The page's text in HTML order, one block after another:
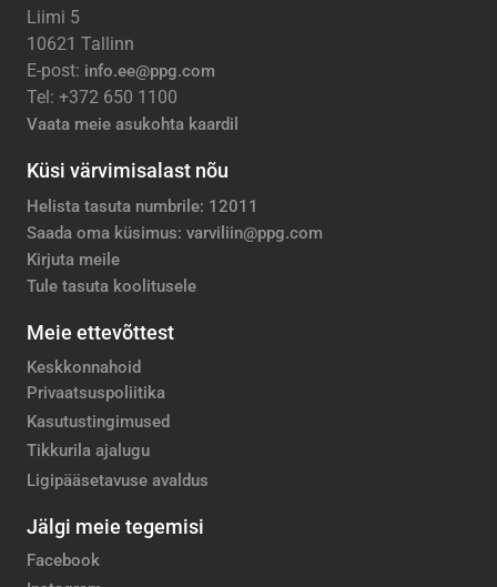
Liimi 5
10621 Tallinn
E-post: info.ee@ppg.com
Tel: +372 650 1100
Vaata meie asukohta kaardil
Küsi värvimisalast nõu
Helista tasuta numbrile: 12011
Saada oma küsimus: varviliin@ppg.com
Kirjuta meile
Tule tasuta koolitusele
Meie ettevõttest
Keskkonnahoid
Privaatsuspoliitika
Kasutustingimused
Tikkurila ajalugu
Ligipääsetavuse avaldus
Jälgi meie tegemisi
Facebook